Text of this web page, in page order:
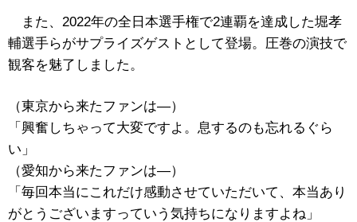
また、2022年の全日本選手権で2連覇を達成した堀孝
輔選手らがサプライズゲストとして登場。圧巻の演技で
観客を魅了しました。
（東京から来たファンは―）
「興奮しちゃって大変ですよ。息するのも忘れるぐら
い」
（愛知から来たファンは―）
「毎回本当にこれだけ感動させていただいて、本当あり
がとうございますっていう気持ちになりますよね」